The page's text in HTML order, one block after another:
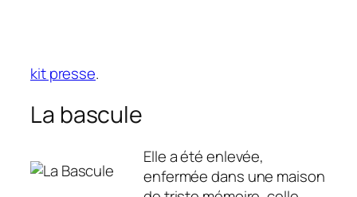
kit presse.
La bascule
Elle a été enlevée,
enfermée dans une maison